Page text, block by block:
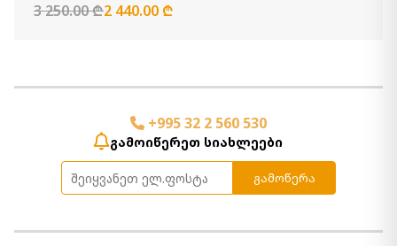
3 250.00 ₾2 440.00 ₾
+995 32 2 560 530
გამოიწერეთ სიახლეები
გამოწერა